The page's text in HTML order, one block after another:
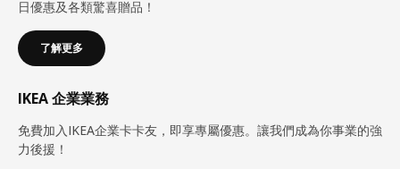
日優惠及各類驚喜贈品！
了解更多
IKEA 企業業務
免費加入IKEA企業卡卡友，即享專屬優惠。讓我們成為你事業的強
力後援！